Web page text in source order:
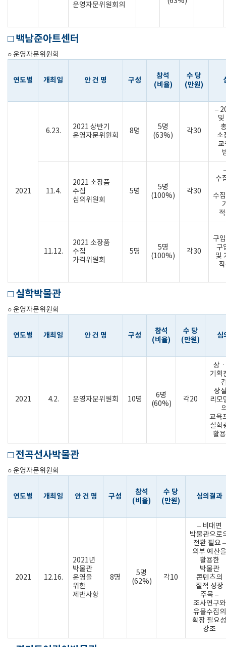
운영자문위원회의
□ 백남준아트센터
○ 운영자문위원회
연도별 개최일 안 건 명 구성
참석
(비율)
수 당
(만원)
2021
6.23.
2021 상반기
운영자문위원회
8명
5명
(63%)
각30
–
소
교
11.4.
2021 소장품
수집
심의위원회
5명
5명
(100%)
각30
수
수
11.12.
2021 소장품
수집
가격위원회
5명
5명
(100%)
각30
구
구
및
□ 실학박물관
○ 운영자문위원회
연도별 개최일 안 건 명 구성
참석
(비율)
수 당
(만원)
심
2021 4.2. 운영자문위원회 10명
6명
(60%)
각20
상
기획
상
리모
교육
실학
활
□ 전곡선사박물관
○ 운영자문위원회
연도별 개최일 안 건 명 구성
참석
(비율)
수 당
(만원)
심의결과
2021 12.16.
2021년
박물관
운영을
위한
제반사항
8명
5명
(62%)
각10
– 비대면
박물관으로
전환 필요 –
외부 예산을
활용한
박물관
콘텐츠의
질적 성장
주목 –
조사연구와
유물수집의
확장 필요성
강조